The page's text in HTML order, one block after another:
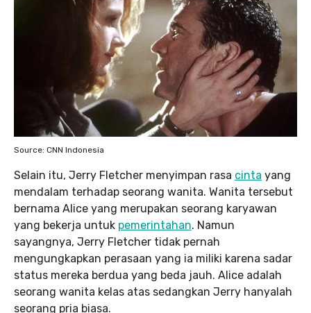
Source: CNN Indonesia
Selain itu, Jerry Fletcher menyimpan rasa cinta yang
mendalam terhadap seorang wanita. Wanita tersebut
bernama Alice yang merupakan seorang karyawan
yang bekerja untuk pemerintahan. Namun
sayangnya, Jerry Fletcher tidak pernah
mengungkapkan perasaan yang ia miliki karena sadar
status mereka berdua yang beda jauh. Alice adalah
seorang wanita kelas atas sedangkan Jerry hanyalah
seorang pria biasa.